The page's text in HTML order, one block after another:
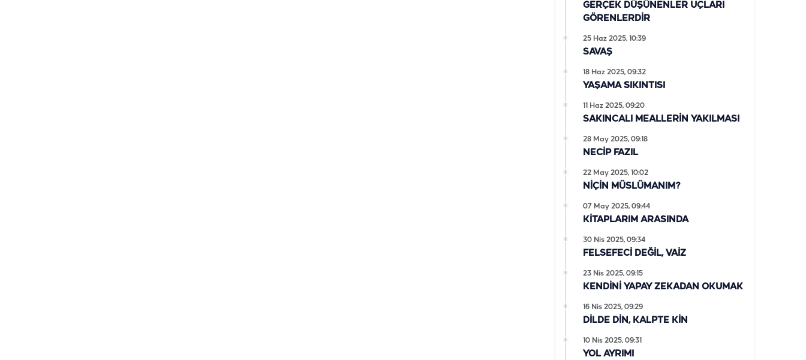
GERÇEK DÜŞÜNENLER UÇLARI
GÖRENLERDİR
SAVAŞ
25 Haz 2025, 10:39
YAŞAMA SIKINTISI
18 Haz 2025, 09:32
SAKINCALI MEALLERİN YAKILMASI
11 Haz 2025, 09:20
NECİP FAZIL
28 May 2025, 09:18
NİÇİN MÜSLÜMANIM?
22 May 2025, 10:02
KİTAPLARIM ARASINDA
07 May 2025, 09:44
FELSEFECİ DEĞİL, VAİZ
30 Nis 2025, 09:34
KENDİNİ YAPAY ZEKADAN OKUMAK
23 Nis 2025, 09:15
DİLDE DİN, KALPTE KİN
16 Nis 2025, 09:29
YOL AYRIMI
10 Nis 2025, 09:31